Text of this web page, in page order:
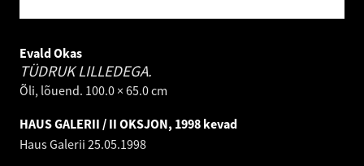
Evald Okas
TÜDRUK LILLEDEGA.
Õli, lõuend. 100.0 × 65.0 cm
HAUS GALERII / II OKSJON, 1998 kevad
Haus Galerii 25.05.1998